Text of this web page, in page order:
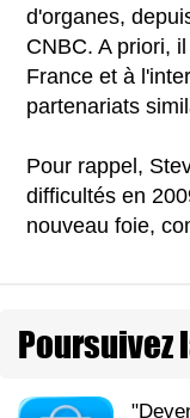
d'organes,
CNBC. A priori,
France et à
partenariats
Pour rappel,
difficultés en
nouveau foie,
Poursuivez